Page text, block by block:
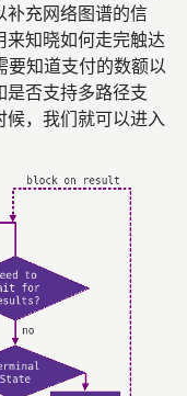
补充网络图谱的信
来知晓如何走完触达
要知道支付的数额以
是否支持多路径支
，我们就可以进入